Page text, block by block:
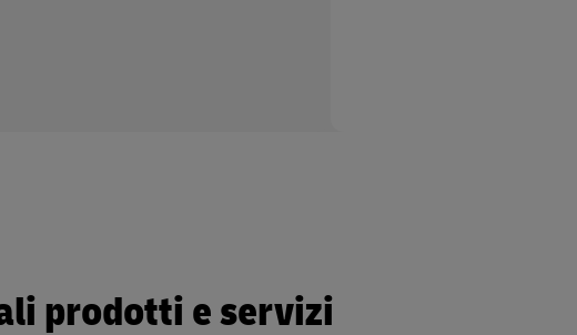
prodotti e servizi